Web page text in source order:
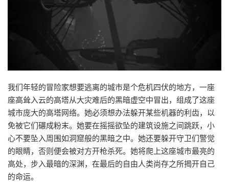
我们年轻的冒险家想要逃离的城市是个危机四伏的地方，一座
座高耸入云的高塔从大灾难后的黑暗虚空中冒出，组成了这座
城市庞大的高塔网络。她必须想办法躲开某些机器的利齿，以
免被它们碾成粉末。她要在摇摇欲坠的建筑设施之间跳跃，小
心不要坠入周围如洞窟般的黑暗之中。她还要躲开守卫们警觉
的眼睛，否则便会被对方开枪杀死。她将爬上这座城市最亮的
高处，步入最暗的深渊，在最后的自由人类尚存之所揭开自己
的命运。